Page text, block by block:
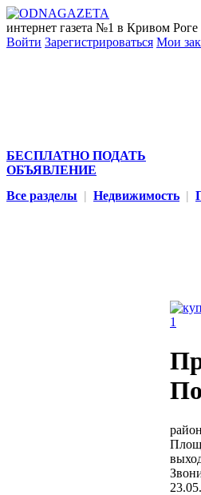
интернет газета №1 в Кривом Роге
Войти Зарегистрироваться Мои
БЕСПЛАТНО ПОДАТЬ
ОБЪЯВЛЕНИЕ
Все разделы | Недвижимость |